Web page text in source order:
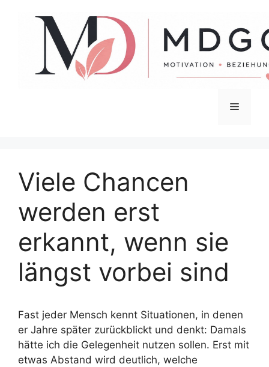
Menü
Viele Chancen
werden erst
erkannt, wenn sie
längst vorbei sind
Fast jeder Mensch kennt Situationen, in denen
er Jahre später zurückblickt und denkt: Damals
hätte ich die Gelegenheit nutzen sollen. Erst mit
etwas Abstand wird deutlich, welche